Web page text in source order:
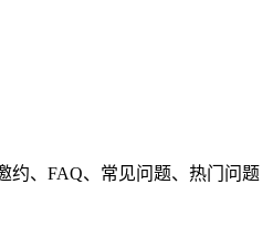
约、FAQ、常见问题、热门问题